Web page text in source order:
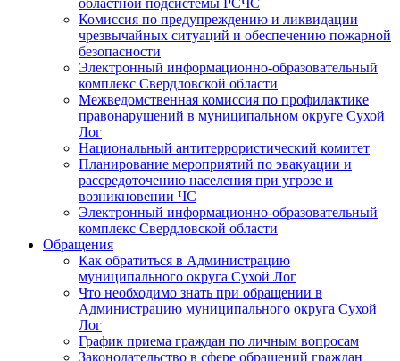
областной подсистемы РСЧС
Комиссия по предупреждению и ликвидации
чрезвычайных ситуаций и обеспечению пожарной
безопасности
Электронный информационно-образовательный
комплекс Cвердловской области
Межведомственная комиссия по профилактике
правонарушений в муниципальном округе Сухой
Лог
Национальный антитеррористический комитет
Планирование мероприятий по эвакуации и
рассредоточению населения при угрозе и
возникновении ЧС
Электронный информационно-образовательный
комплекс Свердловской области
Обращения
Как обратиться в Администрацию
муниципального округа Сухой Лог
Что необходимо знать при обращении в
Администрацию муниципального округа Сухой
Лог
График приема граждан по личным вопросам
Законодательство в сфере обращений граждан